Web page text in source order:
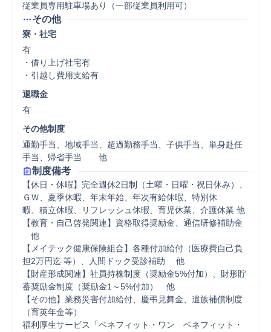
従業員専用駐車場あり（一部従業員利用可）
その他
寮・社宅
有
・借り上げ社宅有
・引越し費用支給有
退職金
有
その他制度
通勤手当、地域手当、超過勤務手当、子供手当、単身赴任
手当、帰省手当　　他
制度備考
【休日・休暇】完全週休2日制（土曜・日曜・祝日休み）、
ＧＷ、夏季休暇、年末年始、年次有給休暇、特別休
暇、積立休暇、リフレッシュ休暇、育児休業、介護休業 他
【教育・自己啓発関連】資格取得奨励金、通信研修補助金
他
【メイテック健康保険組合】各種付加給付（医療費自己負
担2万円迄 等）、人間ドック受診補助 　他
【財産形成関連】社員持株制度（奨励金5%付加）、財形貯
蓄奨励金制度（奨励金1～5%付加）　他
【その他】業務災害付加給付、慶弔見舞金、遺族補償制度
（育英年金等）
福利厚生サービス「ベネフィット・ワン　ベネフィット・